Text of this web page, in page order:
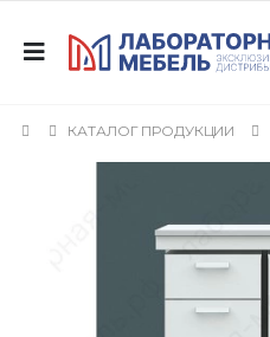
КАТАЛОГ ПРОДУКЦИИ